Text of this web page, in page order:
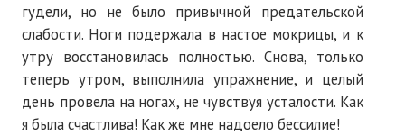
гудели, но не было привычной предательской
слабости. Ноги подержала в настое мокрицы, и к
утру восстановилась полностью. Снова, только
теперь утром, выполнила упражнение, и целый
день провела на ногах, не чувствуя усталости. Как
я была счастлива! Как же мне надоело бессилие!